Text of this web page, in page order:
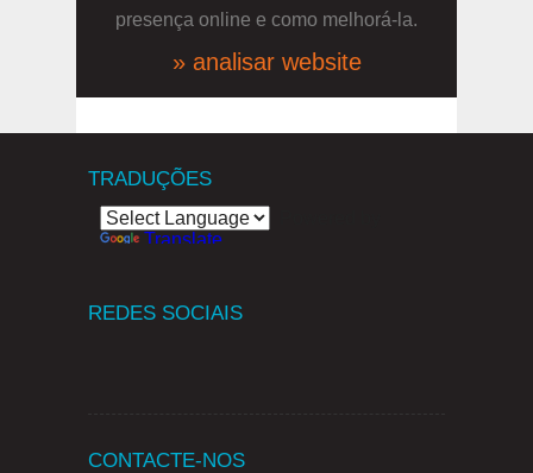
presença online e como melhorá-la.
» analisar website
TRADUÇÕES
Translate
REDES SOCIAIS
CONTACTE-NOS